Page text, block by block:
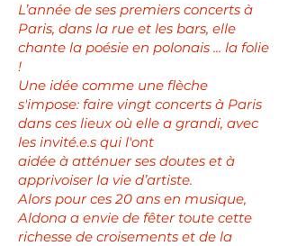
L’année de ses premiers concerts à
Paris, dans la rue et les bars, elle
chante la poésie en polonais ... la folie
!
Une idée comme une flèche
s'impose: faire vingt concerts à Paris
dans ces lieux où elle a grandi, avec
les invité.e.s qui l'ont
aidée à atténuer ses doutes et à
apprivoiser la vie d’artiste.
Alors pour ces 20 ans en musique,
Aldona a envie de fêter toute cette
richesse de croisements et de la